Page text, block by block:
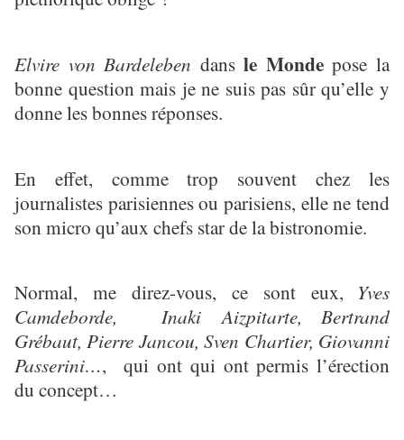
Elvire von Bardeleben dansle Mondepose la
bonne question mais je ne suis pas sûr qu’elle y
donne les bonnes réponses.
En effet, comme trop souvent chez les
journalistes parisiennes ou parisiens, elle ne tend
son micro qu’aux chefs star de la bistronomie.
Normal, me direz-vous, ce sont eux, Yves
Camdeborde, Inaki Aizpitarte,
Bertrand
Grébaut, Pierre Jancou, Sven Chartier, Giovanni
Passerini…, qui ont qui ont permis l’érection
du concept…